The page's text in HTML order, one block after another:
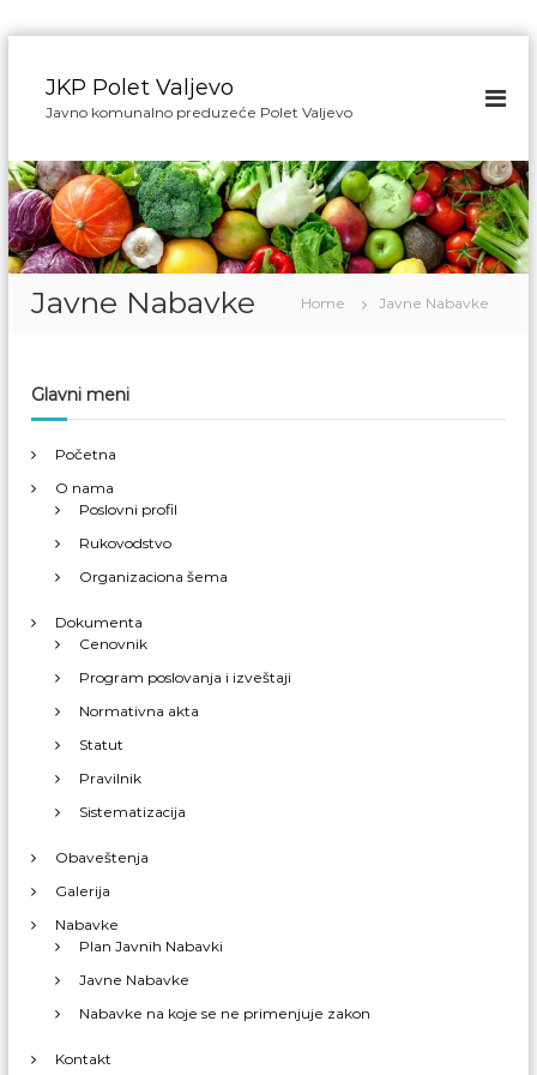
o
c
o
n
t
JKP Polet Valjevo
Javno komunalno preduzeće Polet Valjevo
Javne Nabavke Home Javne Nabavke
Glavni meni
Početna
O nama
Poslovni profil
Rukovodstvo
Organizaciona šema
Dokumenta
Cenovnik
Program poslovanja i izveštaji
Normativna akta
Statut
Pravilnik
Sistematizacija
Obaveštenja
Galerija
Nabavke
Plan Javnih Nabavki
Javne Nabavke
Nabavke na koje se ne primenjuje zakon
Kontakt